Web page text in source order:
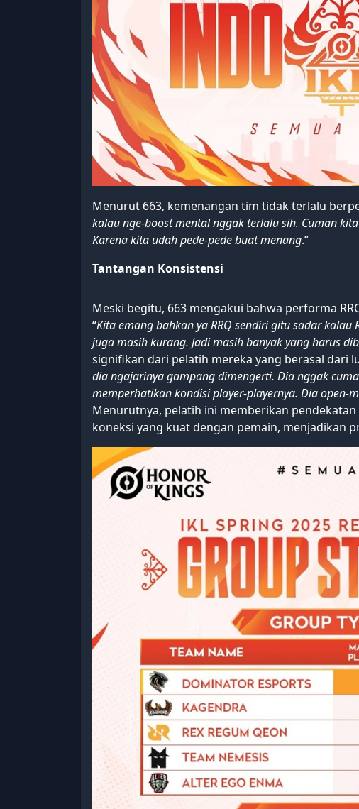
Menurut 663, kemenangan tim tidak terlalu
kalau nge-boost mental nggak terlalu sih. Cuman
Karena kita udah pede-pede buat menang.”
Tantangan Konsistensi
Meski begitu, 663 mengakui bahwa performa
“Kita emang bahkan ya RRQ sendiri gitu sadar kalau
juga masih kurang. Jadi masih banyak yang harus
signifikan dari pelatih mereka yang berasal dari
dia ngajarinya gampang dimengerti. Dia nggak
memperhatikan kondisi player-playernya. Dia open-
Menurutnya, pelatih ini memberikan
koneksi yang kuat dengan pemain, menjadikan